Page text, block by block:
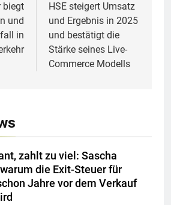
biegt
und
in
HSE steigert Umsatz
und Ergebnis in 2025
und bestätigt die
Stärke seines Live-
Commerce Modells
zahlt zu viel: Sascha
die Exit-Steuer für
Jahre vor dem Verkauf